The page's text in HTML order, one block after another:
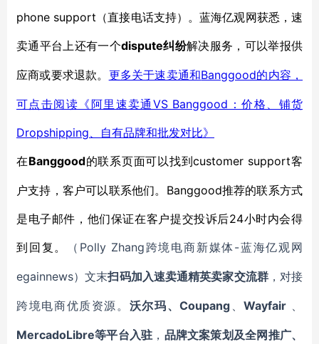
phone support（直接电话支持）。蓝海亿观网获悉，速
卖通平台上还有一个dispute纠纷解决服务，可以举报供
应商或要求退款。 更多关于速卖通和Banggood的内容，
可点击阅读《阿里速卖通VS Banggood：价格、铺货
Dropshipping、自有品牌和批发对比》
在Banggood的联系页面可以找到customer support客
户支持，客户可以联系他们。Banggood推荐的联系方式
是电子邮件，他们保证在客户提交投诉后24小时内会得
到回复。
（ Polly Zhang 跨境电商新媒体-蓝海亿观网
egainnews）文末扫码加入速卖通精英卖家交流群，对接
跨境电商优质资源。 沃尔玛、Coupang 、Wayfair
MercadoLibre等平台入驻 ， 品牌文案策划及全网推广、